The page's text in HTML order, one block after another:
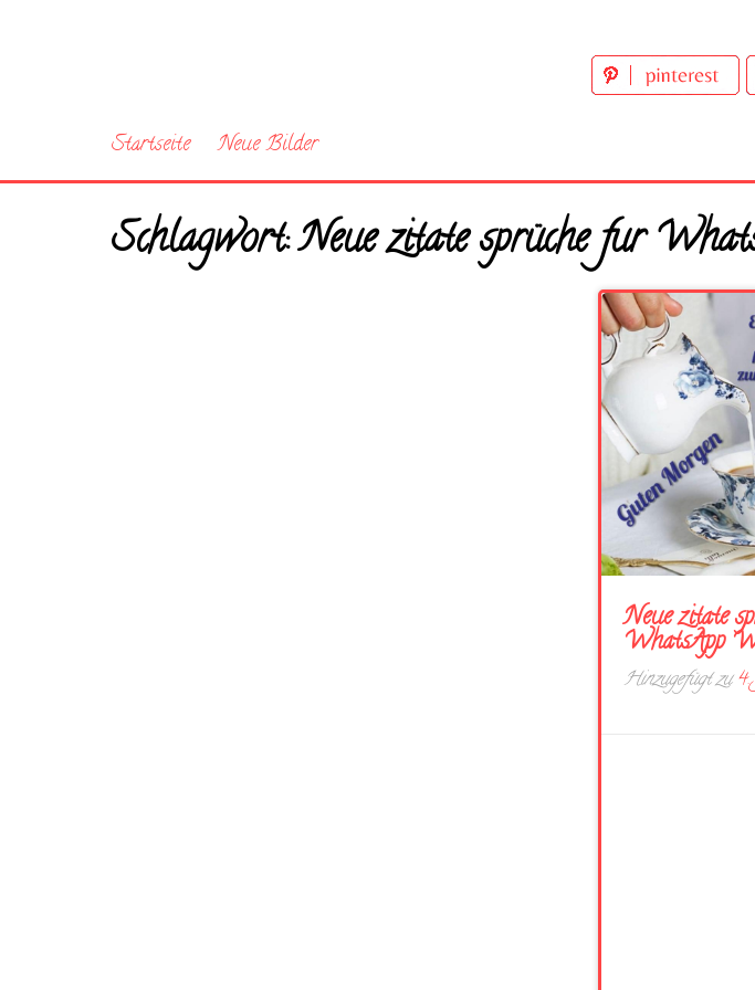
Startseite Neue Bilder
Schlagwort:Neue zitate sprüche fur
Neue zitate
WhatsApp
Hinzugefügt zu